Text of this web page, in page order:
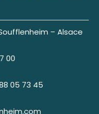
– Alsace
00
05 73 45